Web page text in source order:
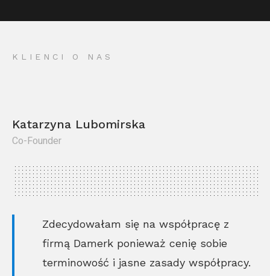
KLIENCI O NAS
Katarzyna Lubomirska
Co-Founder
Zdecydowałam się na współpracę z
firmą Damerk ponieważ cenię sobie
terminowość i jasne zasady współpracy.